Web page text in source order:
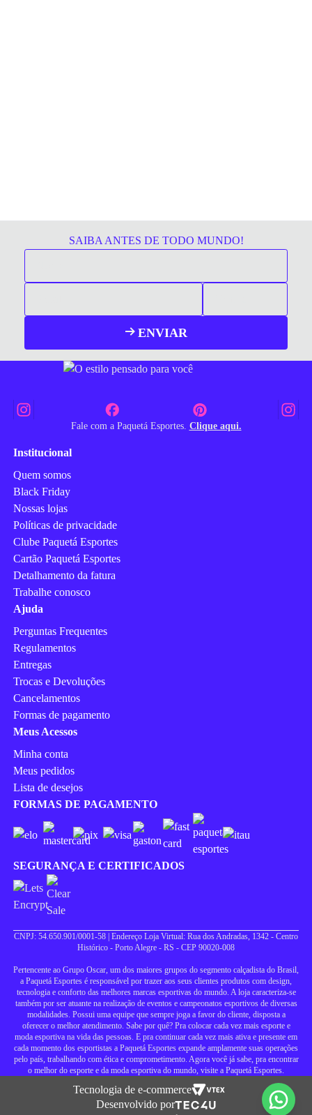
SAIBA ANTES DE TODO MUNDO!
ENVIAR
Fale com a Paquetá Esportes. Clique aqui.
Institucional
Quem somos
Black Friday
Nossas lojas
Políticas de privacidade
Clube Paquetá Esportes
Cartão Paquetá Esportes
Detalhamento da fatura
Trabalhe conosco
Ajuda
Perguntas Frequentes
Regulamentos
Entregas
Trocas e Devoluções
Cancelamentos
Formas de pagamento
Meus Acessos
Minha conta
Meus pedidos
Lista de desejos
FORMAS DE PAGAMENTO
SEGURANÇA E CERTIFICADOS
CNPJ: 54.650.901/0001-58 | Endereço Loja Virtual: Rua dos Andradas, 1342 - Centro
Histórico - Porto Alegre - RS - CEP 90020-008
Pertencente ao Grupo Oscar, um dos maiores grupos do segmento calçadista do Brasil,
a Paquetá Esportes é responsável por trazer aos seus clientes produtos com design,
tecnologia e conforto das melhores marcas esportivas do mundo. A loja caracteriza-se
também por ser atuante na realização de eventos e campeonatos esportivos de diversas
modalidades. Possui uma equipe que sempre joga a favor do cliente, disposta a
oferecer o melhor atendimento. Sabe por quê? Pra colocar cada vez mais esporte e
moda esportiva na vida das pessoas. E pra continuar cada vez mais ativa e presente em
cada momento dos esportistas a Paquetá Esportes expande amplamente suas operações
pelo país, trabalhando com ética e comprometimento. Agora você já sabe, pra encontrar
o melhor do esporte e da moda esportiva do mundo, visite a Paquetá Esportes.
Tecnologia de e-commerce
Desenvolvido por